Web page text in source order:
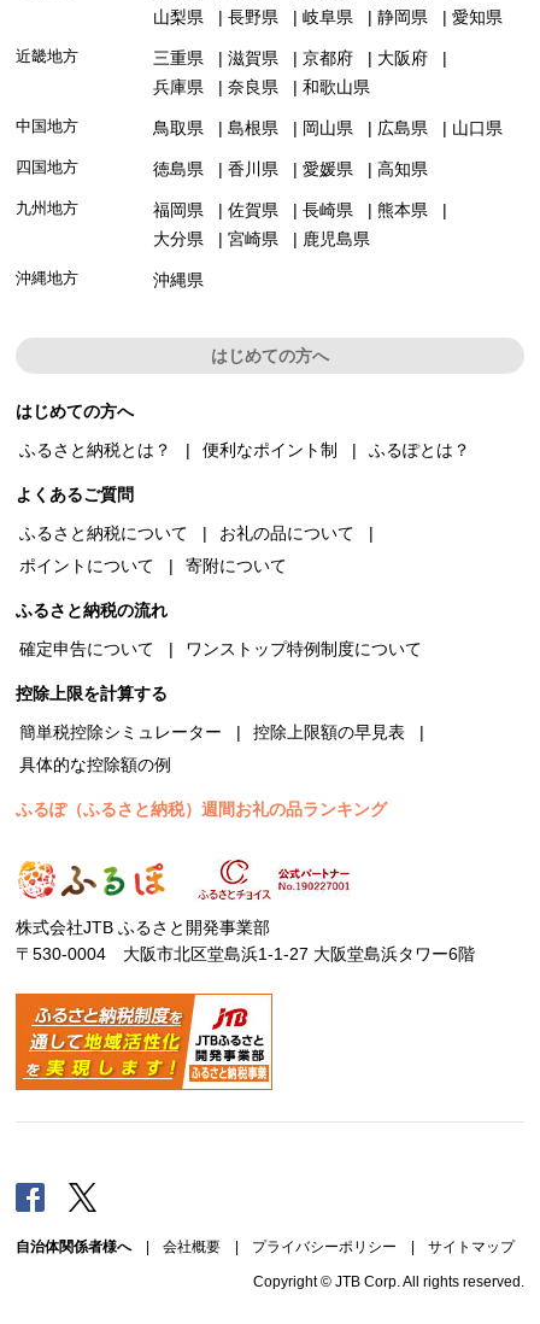
山梨県
長野県 岐阜県 静岡県 愛知県
近畿地方 三重県 滋賀県 京都府
大阪府
兵庫県
奈良県 和歌山県
中国地方 鳥取県 島根県 岡山県 広島県 山口県
四国地方 徳島県 香川県 愛媛県 高知県
九州地方 福岡県 佐賀県 長崎県
熊本県
大分県
宮崎県 鹿児島県
沖縄地方 沖縄県
はじめての方へ
はじめての方へ
ふるさと納税とは？
便利なポイント制 ふるぽとは？
よくあるご質問
ふるさと納税について
お礼の品について
ポイントについて
寄附について
ふるさと納税の流れ
確定申告について
ワンストップ特例制度について
控除上限を計算する
簡単税控除シミュレーター
控除上限額の早見表
具体的な控除額の例
ふるぽ（ふるさと納税）週間お礼の品ランキング
株式会社JTB ふるさと開発事業部
〒530-0004 大阪市北区堂島浜1-1-27 大阪堂島浜タワー6階
Facebook
自治体関係者様へ| 会社概要 プライバシーポリシー サイトマップ
Copyright © JTB Corp. All rights reserved.